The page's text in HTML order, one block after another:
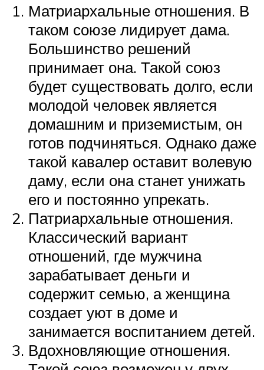
Матриархальные отношения. В
таком союзе лидирует дама.
Большинство решений
принимает она. Такой союз
будет существовать долго, если
молодой человек является
домашним и приземистым, он
готов подчиняться. Однако даже
такой кавалер оставит волевую
даму, если она станет унижать
его и постоянно упрекать.
Патриархальные отношения.
Классический вариант
отношений, где мужчина
зарабатывает деньги и
содержит семью, а женщина
создает уют в доме и
занимается воспитанием детей.
Вдохновляющие отношения.